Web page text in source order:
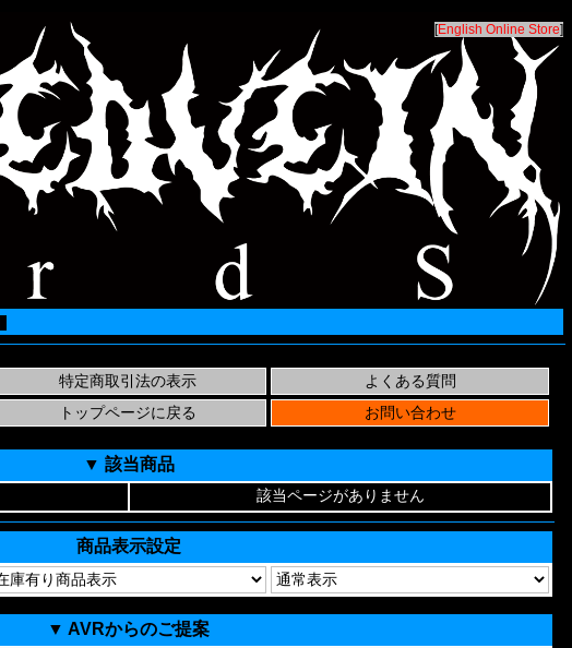
[English Online Store]
▼ 該当商品
該当ページがありません
商品表示設定
▼ AVRからのご提案